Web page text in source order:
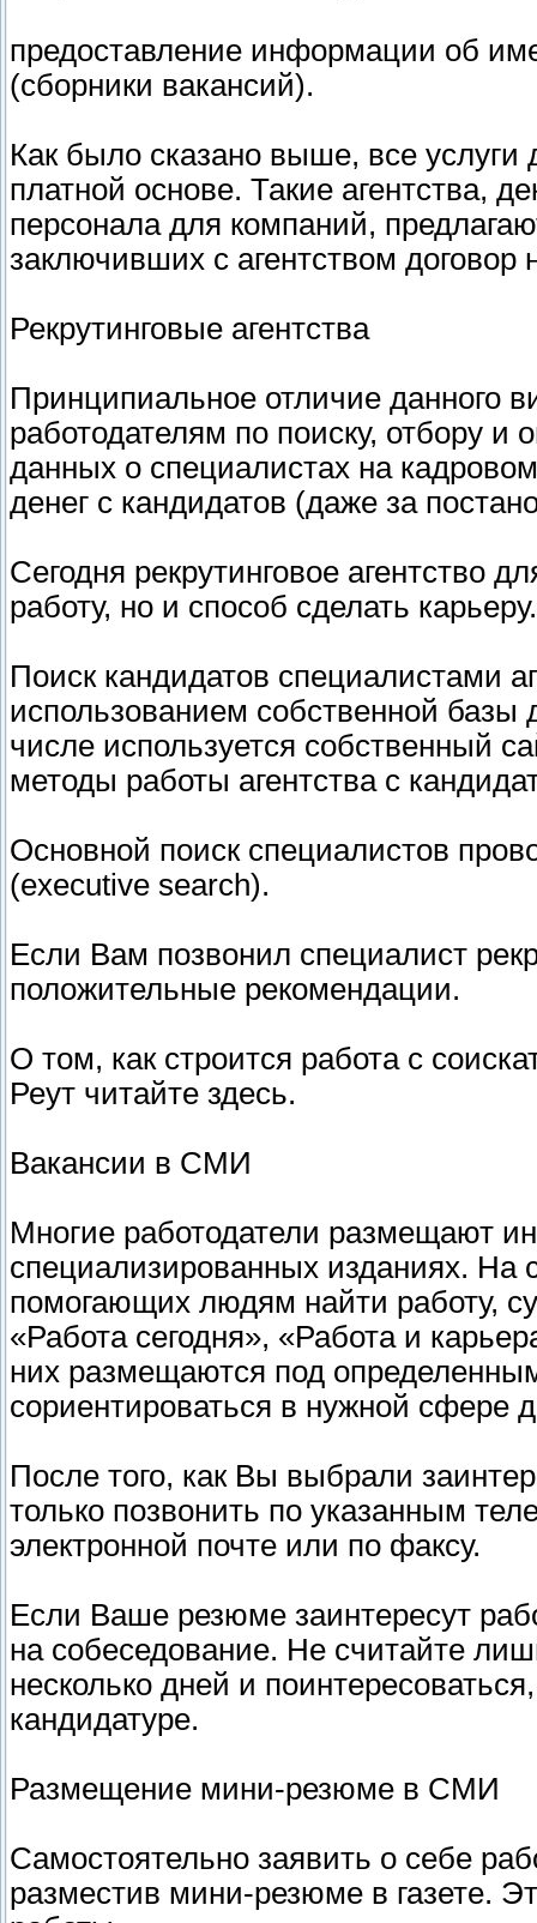
предоставление информации об
(сборники вакансий).
Как было сказано выше, все услуги
платной основе. Такие агентства,
персонала для компаний,
заключивших с агентством договор
Рекрутинговые агентства
Принципиальное отличие данного
работодателям по поиску, отбору и
данных о специалистах на
денег с кандидатов (даже за
Сегодня рекрутинговое агентство
работу, но и способ сделать карьеру.
Поиск кандидатов специалистами
использованием собственной
числе используется собственный
методы работы агентства с
Основной поиск специалистов
(executive search).
Если Вам позвонил специалист
положительные рекомендации.
О том, как строится работа с
Реут читайте здесь.
Вакансии в СМИ
Многие работодатели размещают
специализированных изданиях. На
помогающих людям найти работу,
«Работа сегодня», «Работа и
них размещаются под
сориентироваться в нужной сфере
После того, как Вы выбрали
только позвонить по указанным
электронной почте или по факсу.
Если Ваше резюме заинтересут
на собеседование. Не считайте
несколько дней и
кандидатуре.
Размещение мини-резюме в СМИ
Самостоятельно заявить о себе
разместив мини-резюме в газете.